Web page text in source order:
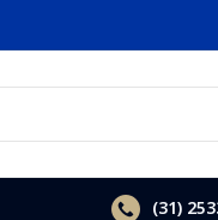
(31)